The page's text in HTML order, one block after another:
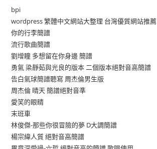
bpi
wordpress 繁體中文網站大整理 台灣優質網站推薦
你的行李簡譜
流行歌曲簡譜
劉增瞳 多想留在你身邊 簡譜
勇氣 梁靜茹與光良的版本 二個版本絕對音高簡譜
告白氣球簡譜聽寫 周杰倫男生版
周杰倫 晴天 簡譜絕對音準
愛笑的眼睛
末班車
林俊傑-那些你很冒險的夢 D大調簡譜
楊宗緯人質 絕對音高簡譜